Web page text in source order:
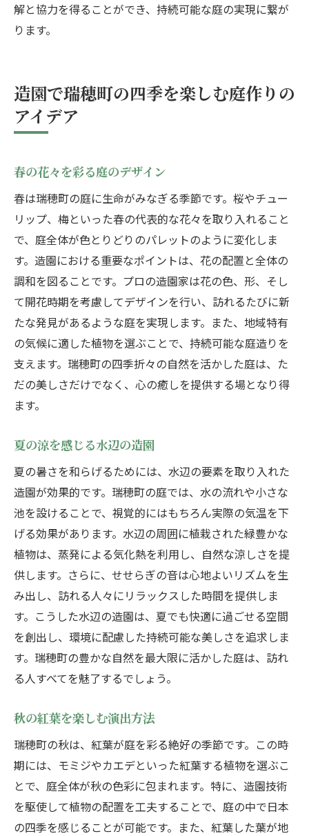
解と協力を得ることができ、持続可能な庭の実現に繋が
ります。
造園で瑞穂町の四季を楽しむ庭作りの
アイデア
春の花々を彩る庭のデザイン
春は瑞穂町の庭に生命がみなぎる季節です。桜やチュー
リップ、梅といった春の代表的な花々を取り入れること
で、庭全体が色とりどりのパレットのように変化しま
す。造園における重要なポイントは、花の配置と全体の
調和を図ることです。プロの造園家は花の色、形、そし
て開花時期を考慮してデザインを行い、訪れるたびに新
たな発見があるような庭を実現します。また、地域特有
の気候に適した植物を選ぶことで、持続可能な庭造りを
支えます。瑞穂町の四季折々の自然を活かした庭は、た
だの美しさだけでなく、心の癒しを提供する場となり得
ます。
夏の涼を感じる水辺の造園
夏の暑さを和らげるためには、水辺の要素を取り入れた
造園が効果的です。瑞穂町の庭では、水の流れや小さな
池を設けることで、視覚的にはもちろん実際の気温を下
げる効果があります。水辺の周囲に植栽された緑豊かな
植物は、蒸発による気化熱を利用し、自然な涼しさを提
供します。さらに、せせらぎの音は心地よいリズムを生
み出し、訪れる人々にリラックスした時間を提供しま
す。こうした水辺の造園は、夏でも快適に過ごせる空間
を創出し、環境に配慮した持続可能な美しさを追求しま
す。瑞穂町の豊かな自然を最大限に活かした庭は、訪れ
る人すべてを魅了するでしょう。
秋の紅葉を楽しむ演出方法
瑞穂町の秋は、紅葉が庭を彩る絶好の季節です。この時
期には、モミジやカエデといった紅葉する植物を選ぶこ
とで、庭全体が秋の色彩に包まれます。特に、造園技術
を駆使して植物の配置を工夫することで、庭の中で日本
の四季を感じることが可能です。また、紅葉した葉が地